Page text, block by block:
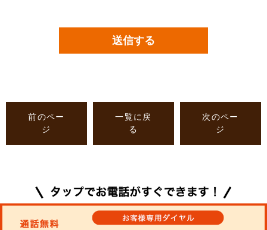
前のペー
ジ
一覧に戻
る
次のペー
ジ